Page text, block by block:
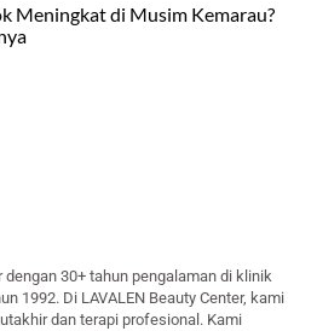
Meningkat di Musim Kemarau?
dengan 30+ tahun pengalaman di klinik
1992. Di LAVALEN Beauty Center, kami
dan terapi profesional. Kami